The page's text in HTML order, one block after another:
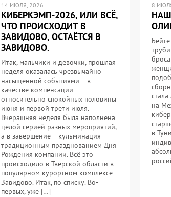
14 ИЮЛЯ, 2026
КИБЕРКЭМП-2026, ИЛИ ВСЁ,
ЧТО ПРОИСХОДИТ В
ЗАВИДОВО, ОСТАЁТСЯ В
ЗАВИДОВО.
Итак, мальчики и девочки, прошлая
неделя оказалась чрезвычайно
насыщенной событиями – в
качестве компенсации
относительно спокойных половины
июня и первой трети июля.
Вчерашняя неделя была наполнена
целой серией разных мероприятий,
а в завершение – кульминация
традиционным празднованием Дня
Рождения компании. Всё это
происходило в Тверской области в
популярном курортном комплексе
Завидово. Итак, по списку. Во-
первых, уже […]
8
на
в